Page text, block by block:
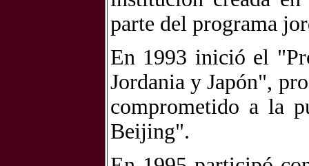
parte del programa
En 1993 inició el
Jordania y Japón",
comprometido a la
Beijing".